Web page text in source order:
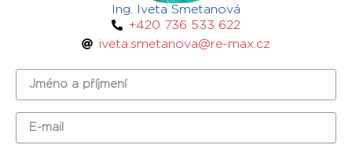
Ing. Iveta Smetanová
+420 736 533 622
iveta.smetanova@re-max.cz